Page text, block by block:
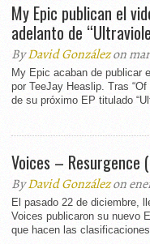
My Epic publican el
adelanto de
ByDavid Gonzálezon
My Epic acaban de publicar
por TeeJay Heaslip. Tras
de su próximo EP titulado
Voices – Resurgence
ByDavid Gonzálezon
El pasado 22 de diciembre,
Voices publicaron su nuevo
que hacen las